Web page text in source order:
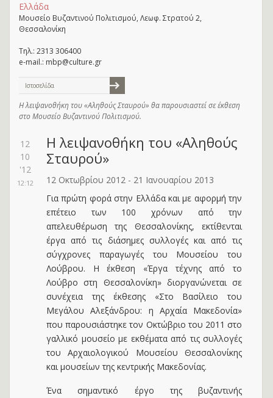
Ελλάδα
Μουσείο Βυζαντινού Πολιτισμού, Λεωφ. Στρατού 2,
Θεσσαλονίκη
Τηλ.: 2313 306400
e-mail.: mbp@culture.gr
Ιστοσελίδα
Η λειψανοθήκη του «Αληθούς Σταυρού» θα παρουσιαστεί σε έκθεση
στο Μουσείο Βυζαντινού Πολιτισμού.
12
10
'12
12:12
Η λειψανοθήκη του «Αληθούς
Σταυρού»
12 Οκτωβρίου 2012 - 21 Ιανουαρίου 2013
Για πρώτη φορά στην Ελλάδα και με αφορμή την
επέτειο των 100 χρόνων από την
απελευθέρωση της Θεσσαλονίκης, εκτίθενται
έργα από τις διάσημες συλλογές και από τις
σύγχρονες παραγωγές του Μουσείου του
Λούβρου. Η έκθεση «Έργα τέχνης από το
Λούβρο στη Θεσσαλονίκη» διοργανώνεται σε
συνέχεια της έκθεσης «Στο Βασίλειο του
Μεγάλου Αλεξάνδρου: η Αρχαία Μακεδονία»
που παρουσιάστηκε τον Οκτώβριο του 2011 στο
γαλλικό μουσείο με εκθέματα από τις συλλογές
του Αρχαιολογικού Μουσείου Θεσσαλονίκης
και μουσείων της κεντρικής Μακεδονίας.
Ένα σημαντικό έργο της βυζαντινής